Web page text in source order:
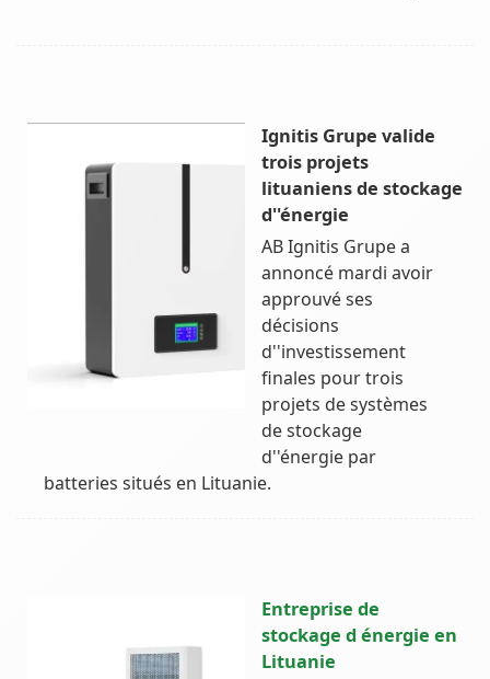
Ignitis Grupe valide
trois projets
lituaniens de stockage
d''énergie
AB Ignitis Grupe a
annoncé mardi avoir
approuvé ses
décisions
d''investissement
finales pour trois
projets de systèmes
de stockage
d''énergie par
batteries situés en Lituanie.
Entreprise de
stockage d énergie en
Lituanie